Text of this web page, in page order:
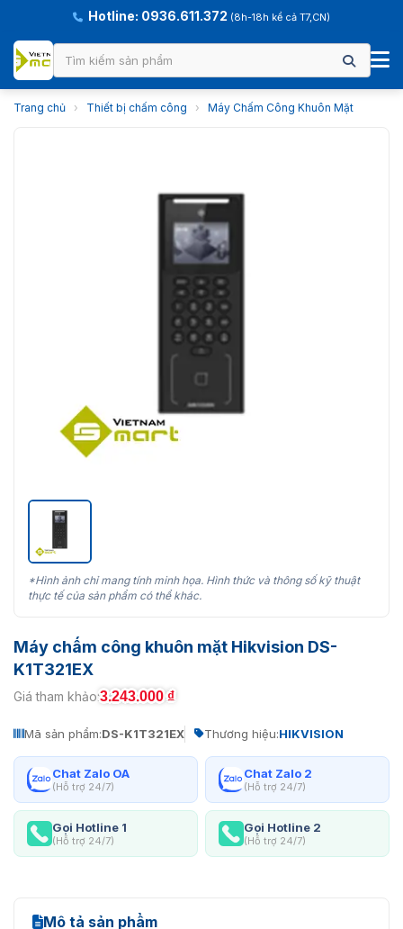
Hotline: 0936.611.372 (8h-18h kể cả T7,CN)
Trang chủ › Thiết bị chấm công › Máy Chấm Công Khuôn Mặt
*Hình ảnh chỉ mang tính minh họa. Hình thức và thông số kỹ thuật
thực tế của sản phẩm có thể khác.
Máy chấm công khuôn mặt Hikvision DS-
K1T321EX
Giá tham khảo:3.243.000₫
Mã sản phẩm:DS-K1T321EX Thương hiệu:HIKVISION
Chat Zalo OA
(Hỗ trợ 24/7)
Chat Zalo 2
(Hỗ trợ 24/7)
Gọi Hotline 1
(Hỗ trợ 24/7)
Gọi Hotline 2
(Hỗ trợ 24/7)
Mô tả sản phẩm